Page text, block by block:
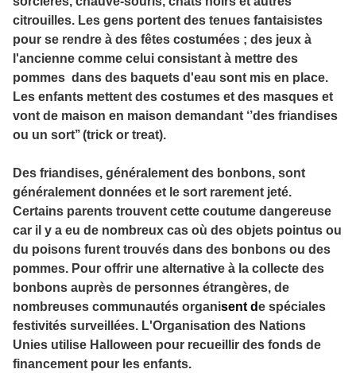
citrouilles. Les gens portent des tenues fantaisistes
pour se rendre à des fêtes costumées ; des jeux à
l'ancienne comme celui consistant à mettre des
pommes dans des baquets d'eau sont mis en place.
Les enfants mettent des costumes et des masques et
vont de maison en maison demandant ‘’des friandises
ou un sort’’ (trick or treat).
Des friandises, généralement des bonbons, sont
généralement données et le sort rarement jeté.
Certains parents trouvent cette coutume dangereuse
car il y a eu de nombreux cas où des objets pointus ou
du poisons furent trouvés dans des bonbons ou des
pommes. Pour offrir une alternative à la collecte des
bonbons auprès de personnes étrangères, de
nombreuses communautés organisent de spéciales
festivités surveillées. L'Organisation des Nations
Unies utilise Halloween pour recueillir des fonds de
financement pour les enfants.